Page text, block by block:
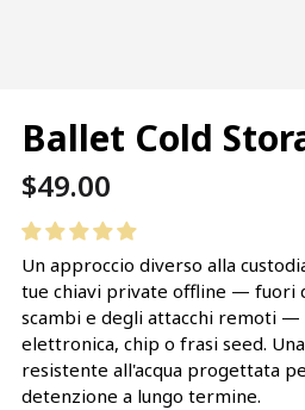
Ballet Cold
Prezzo
normale
$49.00
Un approccio diverso alla
tue chiavi private offline — fuori
scambi e degli attacchi remoti —
elettronica, chip o frasi seed.
resistente all'acqua progettata
detenzione a lungo termine.